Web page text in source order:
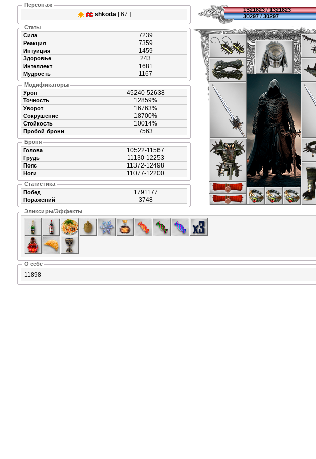
shkoda [ 67 ]
Персонаж
1321823 / 1321823
30297 / 30297
Сила 7239
Реакция 7359
Интуиция 1459
Здоровье 243
Интеллект 1681
Мудрость 1167
Статы
Урон 45240-52638
Точность 12859%
Уворот 16763%
Сокрушение 18700%
Стойкость 10014%
Пробой брони 7563
Модификаторы
Голова 10522-11567
Грудь 11130-12253
Пояс 11372-12498
Ноги 11077-12200
Броня
Побед 1791177
Поражений 3748
Статистика
Эликсиры/Эффекты
11898
О себе